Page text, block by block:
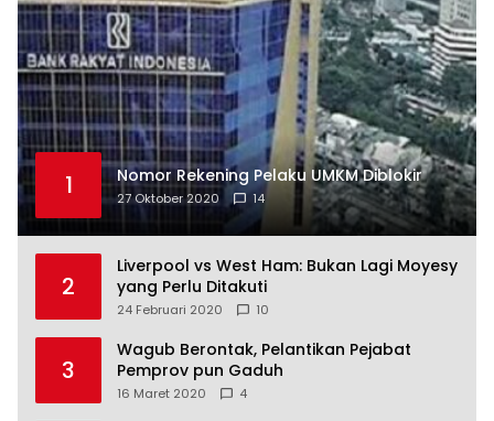
1 Nomor Rekening Pelaku UMKM Diblokir
27 Oktober 2020 14
2
Liverpool vs West Ham: Bukan Lagi Moyesy
yang Perlu Ditakuti
24 Februari 2020 10
3
Wagub Berontak, Pelantikan Pejabat
Pemprov pun Gaduh
16 Maret 2020 4